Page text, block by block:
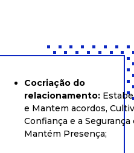
Cocriação do
relacionamento:
e Mantem acordos,
Confiança e a Segurança
Mantém Presença;